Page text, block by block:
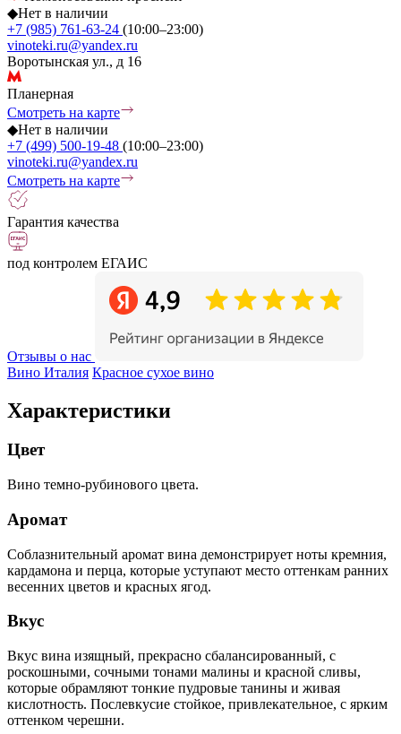
◆Нет в наличии
+7 (985) 761-63-24 (10:00–23:00)
vinoteki.ru@yandex.ru
Воротынская ул., д 16
Планерная
Смотреть на карте
◆Нет в наличии
+7 (499) 500-19-48 (10:00–23:00)
vinoteki.ru@yandex.ru
Смотреть на карте
Гарантия качества
под контролем ЕГАИС
Отзывы о нас
Вино Италия Красное сухое вино
Характеристики
Цвет
Вино темно-рубинового цвета.
Аромат
Соблазнительный аромат вина демонстрирует ноты кремния,
кардамона и перца, которые уступают место оттенкам ранних
весенних цветов и красных ягод.
Вкус
Вкус вина изящный, прекрасно сбалансированный, с
роскошными, сочными тонами малины и красной сливы,
которые обрамляют тонкие пудровые танины и живая
кислотность. Послевкусие стойкое, привлекательное, с ярким
оттенком черешни.